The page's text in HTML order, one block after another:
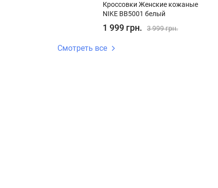
Кроссовки Женские кожаные
NIKE BB5001 белый
1 999 грн. 3 999 грн.
Смотреть все